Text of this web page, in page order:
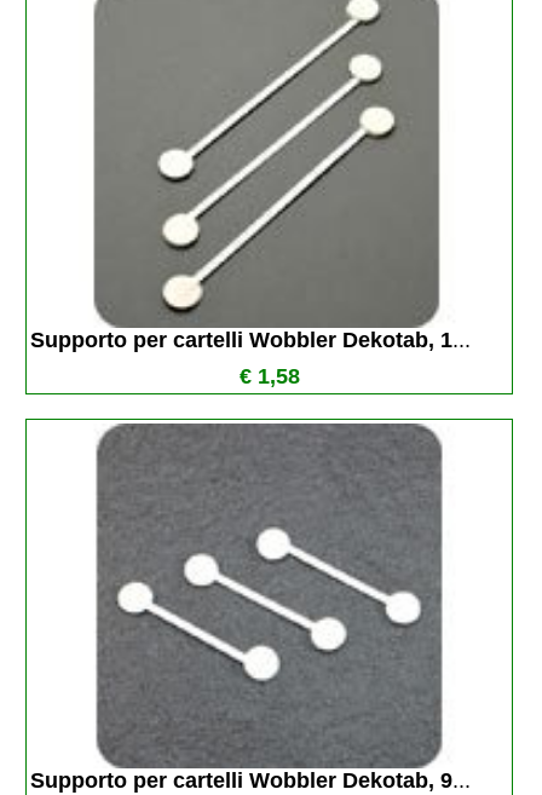
Supporto per cartelli Wobbler Dekotab, 1...
€ 1,58
Supporto per cartelli Wobbler Dekotab, 9...